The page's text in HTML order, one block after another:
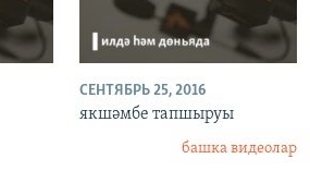
СЕНТЯБРЬ 25, 2016
якшәмбе тапшыруы
башка видеолар